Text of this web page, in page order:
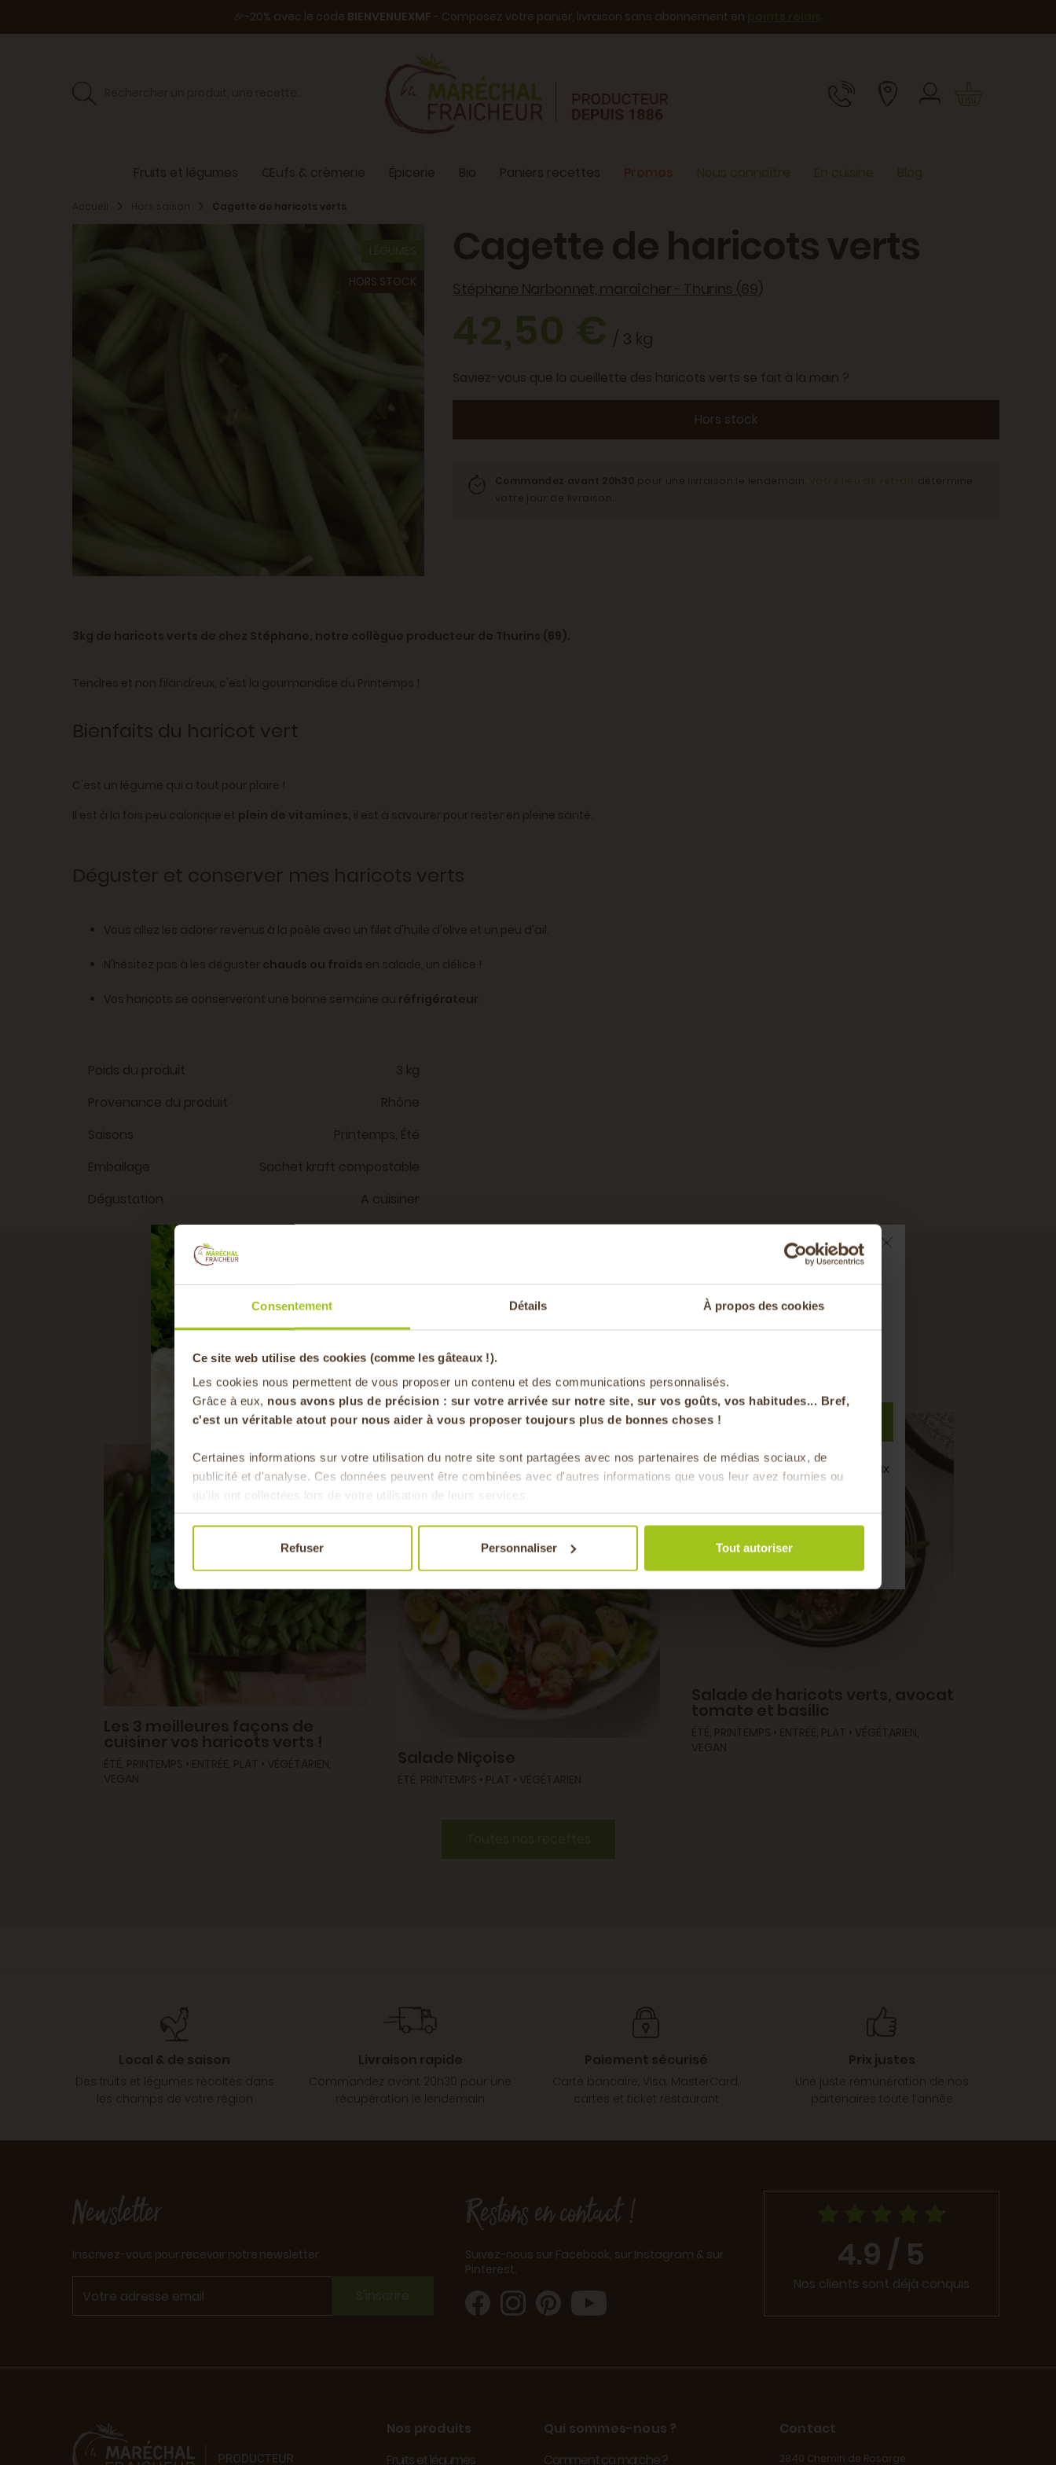
Consentement Détails À propos des cookies
Ce site web utilise des cookies (comme les gâteaux !).
Les cookies nous permettent de vous proposer un contenu et des communications personnalisés.
Grâce à eux, nous avons plus de précision : sur votre arrivée sur notre site, sur vos goûts, vos habitudes... Bref,
c'est un véritable atout pour nous aider à vous proposer toujours plus de bonnes choses !
Certaines informations sur votre utilisation du notre site sont partagées avec nos partenaires de médias sociaux, de
publicité et d'analyse. Ces données peuvent être combinées avec d'autres informations que vous leur avez fournies ou
qu'ils ont collectées lors de votre utilisation de leurs services.
Refuser Personnaliser Tout autoriser
🎉-20% avec le code BIENVENUEXMF - Composez votre panier, livraison sans abonnement en .
Fruits et légumes Œufs & crèmerie Épicerie Bio Paniers recettes Nous connaître En cuisine Blog
Cagette de haricots verts
LÉGUMES
HORS STOCK
Cagette de haricots verts
Stéphane Narbonnet, maraîcher - Thurins (69)
42,50 €/ 3 kg
Saviez-vous que la cueillette des haricots verts se fait à la main ?
Hors stock
3kg de haricots verts de chez Stéphane, notre collègue producteur de Thurins (69).
Tendres et non filandreux, c'est la gourmandise du Printemps !
Bienfaits du haricot vert
C'est un légume qui a tout pour plaire !
Il est à la fois peu calorique et plein de vitamines, il est à savourer pour rester en pleine santé.
Déguster et conserver mes haricots verts
Vous allez les adorer revenus à la poêle avec un filet d'huile d'olive et un peu d'ail.
N'hésitez pas à les déguster chauds ou froids en salade, un délice !
Vos haricots se conserveront une bonne semaine au réfrigérateur.
Poids du produit
3 kg
Provenance du produit
Rhône
Saisons
Printemps, Été
Emballage
Sachet kraft compostable
Dégustation
A cuisiner
RECETTES
avec cet ingrédient
Toutes nos recettes
-20% offerts sur votre
panier
en vous inscrivant à notre newsletter
Pour faire le plein chaque semaine de bons produits locaux
& de saison !
Local & de saison
Des fruits et légumes récoltés dans
les champs de votre région
Livraison rapide
Commandez avant 20h30 pour une
récupération le lendemain
Paiement sécurisé
Carte bancaire, Visa, MasterCard,
cartes et ticket restaurant
Prix justes
Une juste rémunération de nos
partenaires toute l’année
Newsletter
Inscrivez-vous pour recevoir notre newsletter
S'inscrire
Restons en contact !
Suivez-nous sur Facebook, sur Instagram & sur
Pinterest.
4.9 / 5
Nos clients sont déjà conquis
Nos produits
Fruits et légumes
Qui sommes-nous ?
Comment ça marche ?
Contact
2840 Chemin de Rosarge